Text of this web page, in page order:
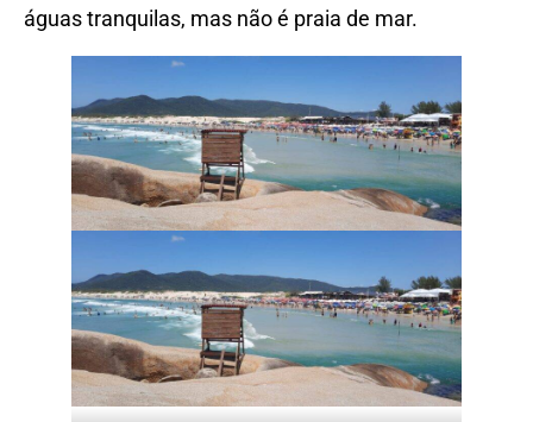
águas tranquilas, mas não é praia de mar.